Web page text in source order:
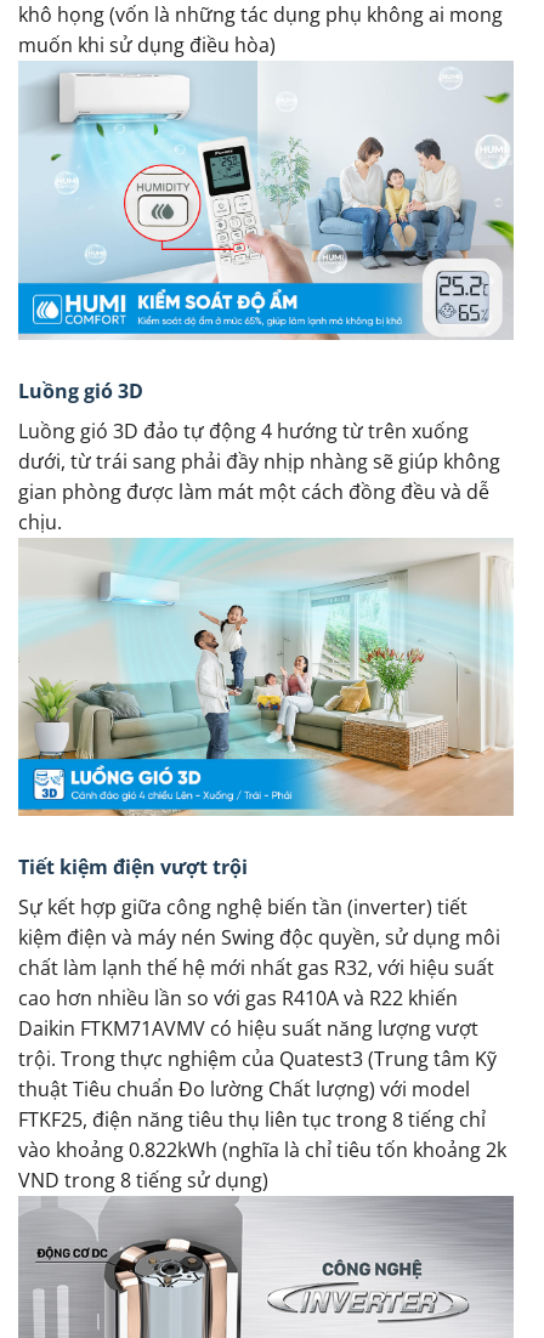
khô họng (vốn là những tác dụng phụ không ai mong
muốn khi sử dụng điều hòa)
Luồng gió 3D
Luồng gió 3D đảo tự động 4 hướng từ trên xuống
dưới, từ trái sang phải đầy nhịp nhàng sẽ giúp không
gian phòng được làm mát một cách đồng đều và dễ
chịu.
Tiết kiệm điện vượt trội
Sự kết hợp giữa công nghệ biến tần (inverter) tiết
kiệm điện và máy nén Swing độc quyền, sử dụng môi
chất làm lạnh thế hệ mới nhất gas R32, với hiệu suất
cao hơn nhiều lần so với gas R410A và R22 khiến
Daikin FTKM71AVMV có hiệu suất năng lượng vượt
trội. Trong thực nghiệm của Quatest3 (Trung tâm Kỹ
thuật Tiêu chuẩn Đo lường Chất lượng) với model
FTKF25, điện năng tiêu thụ liên tục trong 8 tiếng chỉ
vào khoảng 0.822kWh (nghĩa là chỉ tiêu tốn khoảng 2k
VND trong 8 tiếng sử dụng)